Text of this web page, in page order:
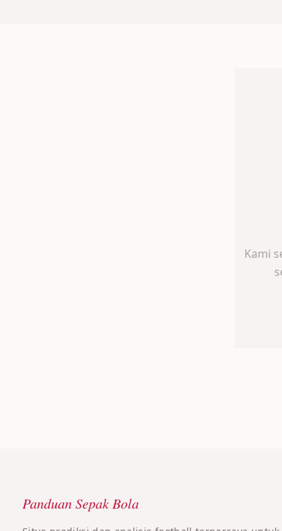
Kami
Panduan Sepak Bola